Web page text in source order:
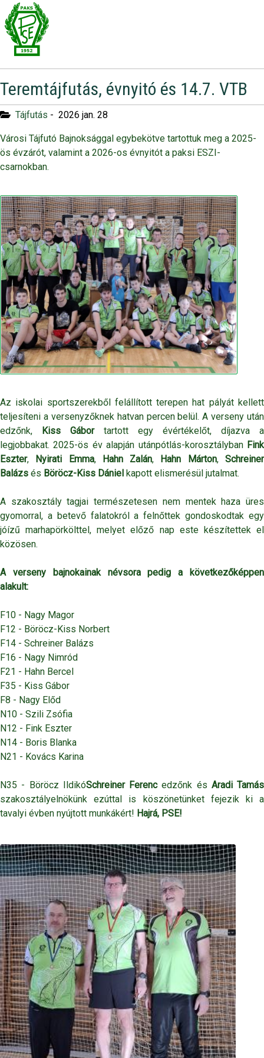
Teremtájfutás, évnyitó és 14.7. VTB
Tájfutás - 2026 jan. 28
Városi Tájfutó Bajnoksággal egybekötve tartottuk meg a 2025-
ös évzárót, valamint a 2026-os évnyitót a paksi ESZI-
csarnokban.
Az iskolai sportszerekből felállított terepen hat pályát kellett
teljesíteni a versenyzőknek hatvan percen belül. A verseny után
edzőnk,
Kiss Gábortartott egy évértékelőt, díjazva a
legjobbakat. 2025-ös év alapján utánpótlás-korosztályban Fink
Eszter, Nyirati Emma, Hahn Zalán, Hahn Márton,Schreiner
Balázs és Böröcz-Kiss Dániel kapott elismerésül jutalmat.
A szakosztály tagjai természetesen nem mentek haza üres
gyomorral, a betevő falatokról a felnőttek gondoskodtak egy
jóízű marhapörkölttel, melyet előző nap este készítettek el
közösen.
A verseny bajnokainak névsora pedig a következőképpen
alakult:
F10 - Nagy Magor
F12 - Böröcz-Kiss Norbert
F14 - Schreiner Balázs
F16 - Nagy Nimród
F21 - Hahn Bercel
F35 - Kiss Gábor
F8 - Nagy Előd
N10 - Szili Zsófia
N12 - Fink Eszter
N14 - Boris Blanka
N21 - Kovács Karina
N35 - Böröcz IldikóSchreiner Ferencedzőnk és Aradi Tamás
szakosztályelnökünk ezúttal is köszönetünket fejezik ki a
tavalyi évben nyújtott munkákért! Hajrá, PSE!